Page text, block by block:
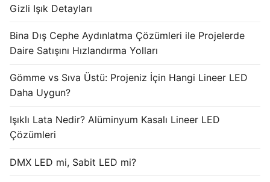
Gizli Işık Detayları
Bina Dış Cephe Aydınlatma Çözümleri ile Projelerde
Daire Satışını Hızlandırma Yolları
Gömme vs Sıva Üstü: Projeniz İçin Hangi Lineer LED
Daha Uygun?
Işıklı Lata Nedir? Alüminyum Kasalı Lineer LED
Çözümleri
DMX LED mi, Sabit LED mi?